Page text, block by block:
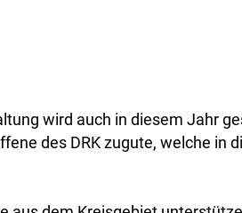
wird auch in diesem Jahr
des DRK zugute, welche in